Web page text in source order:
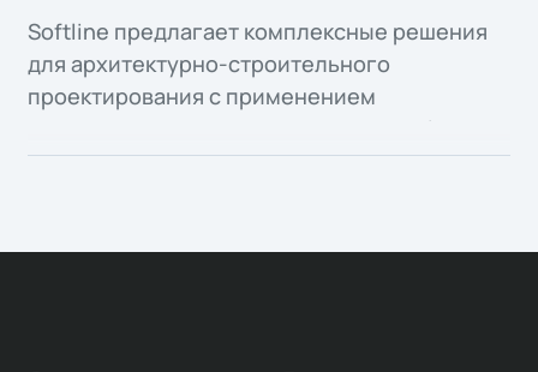
Softline предлагает комплексные решения
для архитектурно-строительного
проектирования с применением
информационного моделирования объектов
капитального строительства, а также
деятельности.